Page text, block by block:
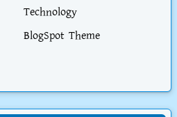
Technology
BlogSpot Theme